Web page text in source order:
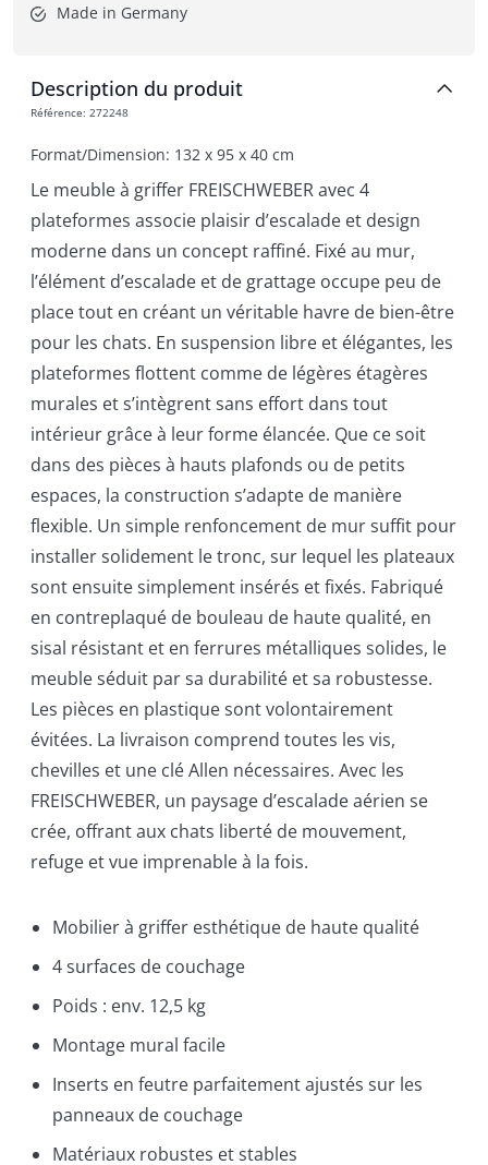
Made in Germany
Description du produit
Référence: 272248
Format/Dimension: 132 x 95 x 40 cm
Le meuble à griffer FREISCHWEBER avec 4
plateformes associe plaisir d’escalade et design
moderne dans un concept raffiné. Fixé au mur,
l’élément d’escalade et de grattage occupe peu de
place tout en créant un véritable havre de bien-être
pour les chats. En suspension libre et élégantes, les
plateformes flottent comme de légères étagères
murales et s’intègrent sans effort dans tout
intérieur grâce à leur forme élancée. Que ce soit
dans des pièces à hauts plafonds ou de petits
espaces, la construction s’adapte de manière
flexible. Un simple renfoncement de mur suffit pour
installer solidement le tronc, sur lequel les plateaux
sont ensuite simplement insérés et fixés. Fabriqué
en contreplaqué de bouleau de haute qualité, en
sisal résistant et en ferrures métalliques solides, le
meuble séduit par sa durabilité et sa robustesse.
Les pièces en plastique sont volontairement
évitées. La livraison comprend toutes les vis,
chevilles et une clé Allen nécessaires. Avec les
FREISCHWEBER, un paysage d’escalade aérien se
crée, offrant aux chats liberté de mouvement,
refuge et vue imprenable à la fois.
Mobilier à griffer esthétique de haute qualité
4 surfaces de couchage
Poids : env. 12,5 kg
Montage mural facile
Inserts en feutre parfaitement ajustés sur les
panneaux de couchage
Matériaux robustes et stables